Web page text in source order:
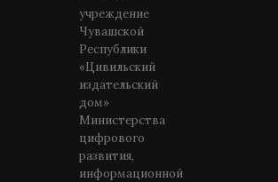
учреждение
Чувашской
Республики
«Цивильский
издательский
дом»
Министерства
цифрового
развития,
информационной